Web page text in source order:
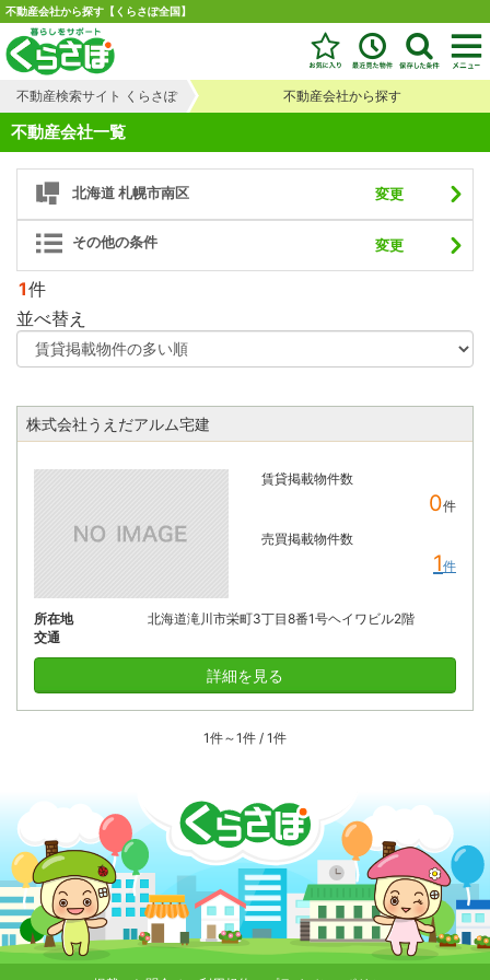
不動産会社から探す【くらさぽ全国】
不動産検索サイト くらさぽ 不動産会社から探す
不動産会社一覧
北海道 札幌市南区 変更
その他の条件 変更
1件
並べ替え
株式会社うえだアルム宅建
賃貸掲載物件数
0件
売買掲載物件数
1件
所在地
北海道滝川市栄町3丁目8番1号ヘイワビル2階
交通
詳細を見る
1件～1件 / 1件